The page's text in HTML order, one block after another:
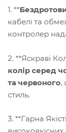
1. **
кабелі та
контролер
2. **Яскраві
колір серед
та червоного,
стиль.
3. **Гарна